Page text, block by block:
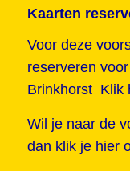
Kaarten
Voor deze
reserveren
Brinkhorst Klik
Wil je naar de
dan klik je hier